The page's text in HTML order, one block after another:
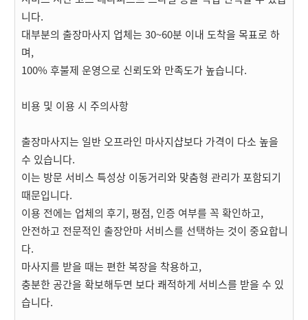
니다.
대부분의 출장마사지 업체는 30~60분 이내 도착을 목표로 하
며,
100% 후불제 운영으로 신뢰도와 만족도가 높습니다.
비용 및 이용 시 주의사항
출장마사지는 일반 오프라인 마사지샵보다 가격이 다소 높을
수 있습니다.
이는 방문 서비스 특성상 이동거리와 맞춤형 관리가 포함되기
때문입니다.
이용 전에는 업체의 후기, 평점, 인증 여부를 꼭 확인하고,
안전하고 전문적인 출장안마 서비스를 선택하는 것이 중요합니
다.
마사지를 받을 때는 편한 복장을 착용하고,
충분한 공간을 확보해두면 보다 쾌적하게 서비스를 받을 수 있
습니다.